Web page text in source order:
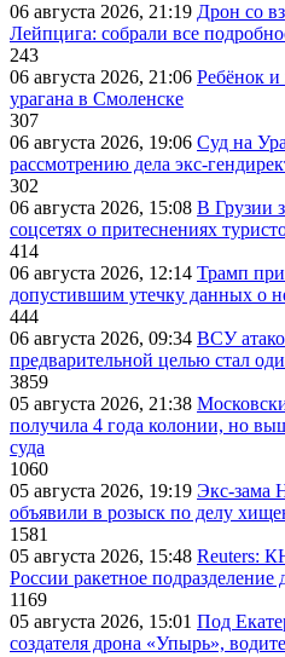
06 августа 2026, 21:19 Дрон со
Лейпцига: собрали все
243
06 августа 2026, 21:06 Ребёнок
урагана в Смоленске
307
06 августа 2026, 19:06 Суд на
рассмотрению дела экс-
302
06 августа 2026, 15:08 В Грузии
соцсетях о притеснениях
414
06 августа 2026, 12:14 Трамп
допустившим утечку данных о
444
06 августа 2026, 09:34 ВСУ
предварительной целью стал
3859
05 августа 2026, 21:38
получила 4 года колонии, но
суда
1060
05 августа 2026, 19:19 Экс-зама
объявили в розыск по делу
1581
05 августа 2026, 15:48 Reuters:
России ракетное подразделение
1169
05 августа 2026, 15:01 Под
создателя дрона «Упырь»,